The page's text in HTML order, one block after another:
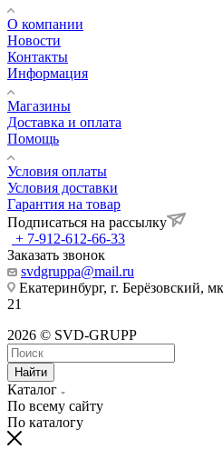
О компании
Новости
Контакты
Информация
Магазины
Доставка и оплата
Помощь
Условия оплаты
Условия доставки
Гарантия на товар
Подписаться на рассылку
+ 7-912-612-66-33
Заказать звонок
svdgruppa@mail.ru
Екатеринбург, г. Берёзовский,
21
2026 © SVD-GRUPP
Найти
Каталог
По всему сайту
По каталогу